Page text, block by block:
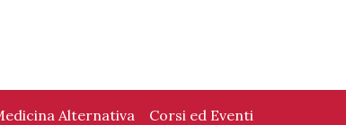
Alternativa Corsi ed Eventi